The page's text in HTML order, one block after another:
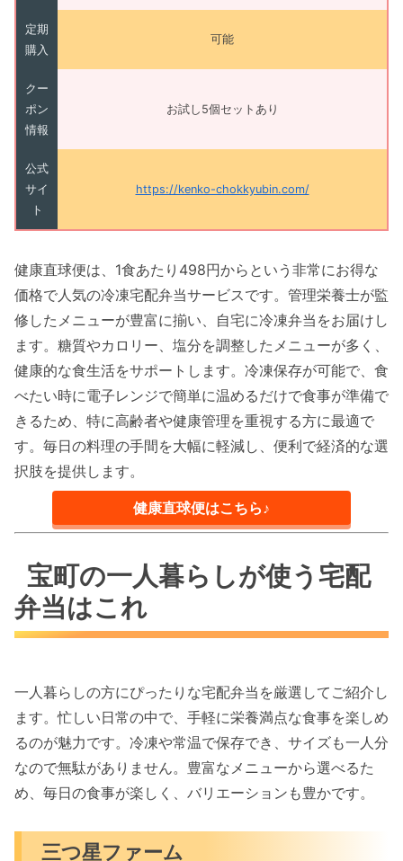
定期
購入
可能
クー
ポン
情報
お試し5個セットあり
公式
サイ
ト
https://kenko-chokkyubin.com/
健康直球便は、1食あたり498円からという非常にお得な
価格で人気の冷凍宅配弁当サービスです。管理栄養士が監
修したメニューが豊富に揃い、自宅に冷凍弁当をお届けし
ます。糖質やカロリー、塩分を調整したメニューが多く、
健康的な食生活をサポートします。冷凍保存が可能で、食
べたい時に電子レンジで簡単に温めるだけで食事が準備で
きるため、特に高齢者や健康管理を重視する方に最適で
す。毎日の料理の手間を大幅に軽減し、便利で経済的な選
択肢を提供します。
健康直球便はこちら♪
宝町の一人暮らしが使う宅配
弁当はこれ
一人暮らしの方にぴったりな宅配弁当を厳選してご紹介し
ます。忙しい日常の中で、手軽に栄養満点な食事を楽しめ
るのが魅力です。冷凍や常温で保存でき、サイズも一人分
なので無駄がありません。豊富なメニューから選べるた
め、毎日の食事が楽しく、バリエーションも豊かです。
三つ星ファーム